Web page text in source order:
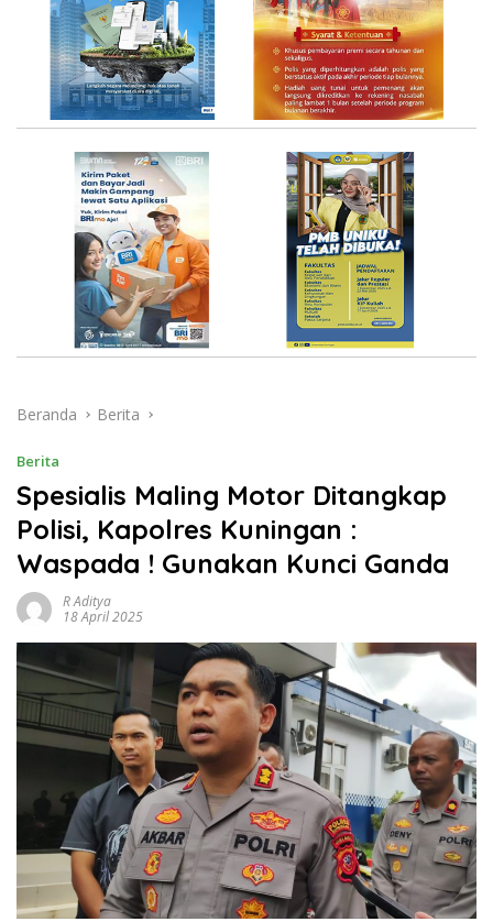
Beranda Berita
Berita
Spesialis Maling Motor Ditangkap
Polisi, Kapolres Kuningan :
Waspada ! Gunakan Kunci Ganda
R Aditya
18 April 2025